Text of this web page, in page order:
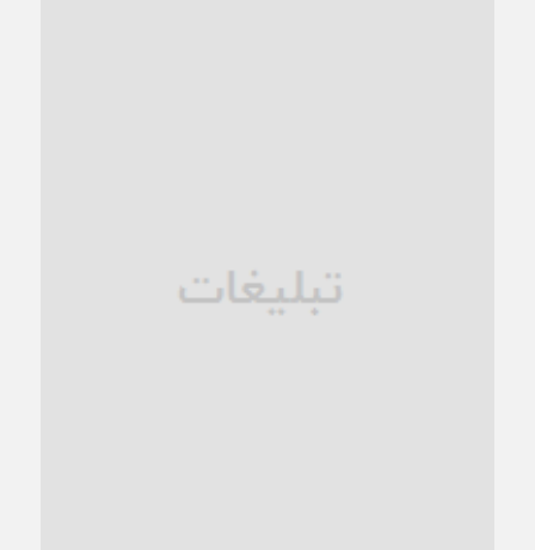
ترجیح عقلانیت ایرانی بر دیدگاه‌های آخرالزمانی